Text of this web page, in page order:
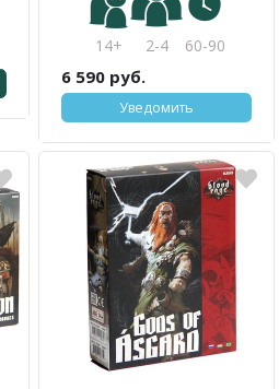
14+ 2-4 60-90
6 590 руб.
Уведомить